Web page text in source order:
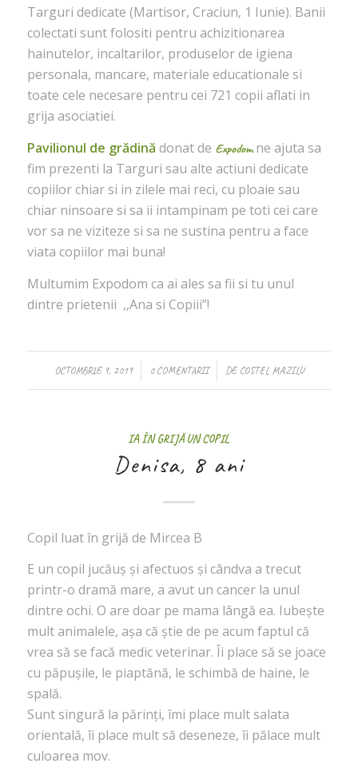
Targuri dedicate (Martisor, Craciun, 1 Iunie). Banii
colectati sunt folositi pentru achizitionarea
hainutelor, incaltarilor, produselor de igiena
personala, mancare, materiale educationale si
toate cele necesare pentru cei 721 copii aflati in
grija asociatiei.
Pavilionul de grădină donat de Expodomne ajuta sa
fim prezenti la Targuri sau alte actiuni dedicate
copiilor chiar si in zilele mai reci, cu ploaie sau
chiar ninsoare si sa ii intampinam pe toti cei care
vor sa ne viziteze si sa ne sustina pentru a face
viata copiilor mai buna!
Multumim Expodom ca ai ales sa fii si tu unul
dintre prietenii ,,Ana si Copiii”!
OCTOMBRIE 9, 2019
/ 0 COMENTARII
/ DE COSTEL MAZILU
IA ÎN GRIJĂ UN COPIL
Denisa, 8 ani
Copil luat în grijă de Mircea B
E un copil jucăuș și afectuos și cândva a trecut
printr-o dramă mare, a avut un cancer la unul
dintre ochi. O are doar pe mama lângă ea. Iubește
mult animalele, așa că știe de pe acum faptul că
vrea să se facă medic veterinar. Îi place să se joace
cu păpușile, le piaptănă, le schimbă de haine, le
spală.
Sunt singură la părinți, îmi place mult salata
orientală, îi place mult să deseneze, îi pălace mult
culoarea mov.